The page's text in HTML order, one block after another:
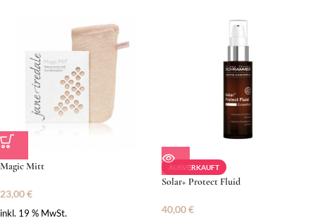
Magic Mitt
23,00€
inkl. 19 % MwSt.
AUSVERKAUFT
Solar+ Protect Fluid
40,00€